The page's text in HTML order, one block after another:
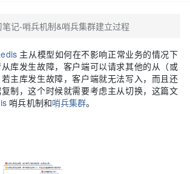
记-哨兵机制&哨兵集群建立过程
主从模型如何在不影响正常业务的情况下
库发生故障，客户端可以请求其他的从 （或
主库发生故障，客户端就无法写入，而且还
制，这个时候就需要考虑主从切换，这篇文
哨兵机制和哨兵集群。